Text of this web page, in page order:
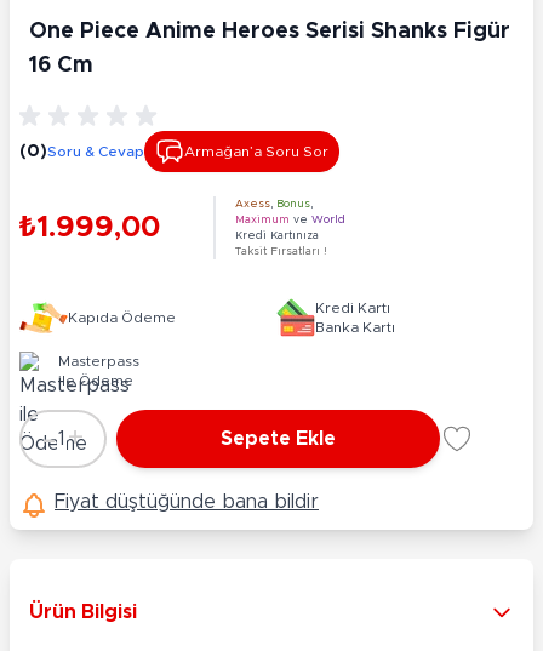
One Piece Anime Heroes Serisi Shanks Figür
16 Cm
(0)Soru & Cevap Armağan’a Soru Sor
₺1.999,00
Axess Bonus
Maximum ve World
Kredi Kartınıza
Taksit Fırsatları !
Kapıda Ödeme
Kredi Kartı
Banka Kartı
Masterpass
ile Ödeme
Adet
-1 + Sepete Ekle
Fiyat düştüğünde bana bildir
Ürün Bilgisi